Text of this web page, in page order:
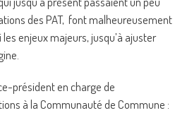
des PAT, font malheureusement
enjeux majeurs, jusqu’à ajuster
président en charge de
à la Communauté de Commune :